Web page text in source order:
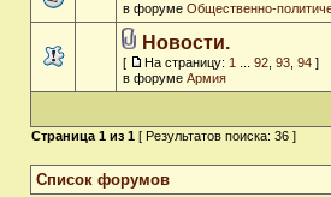
в форуме Общественно-
Новости.
[ На страницу: 1 92 93 94 ]
в форуме Армия
Страница 1 из 1 [ Результатов поиска: 36 ]
Список форумов